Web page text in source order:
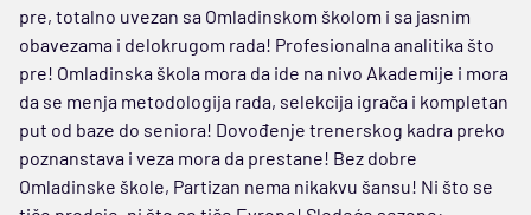
pre, totalno uvezan sa Omladinskom školom i sa jasnim
obavezama i delokrugom rada! Profesionalna analitika što
pre! Omladinska škola mora da ide na nivo Akademije i mora
da se menja metodologija rada, selekcija igrača i kompletan
put od baze do seniora! Dovođenje trenerskog kadra preko
poznanstava i veza mora da prestane! Bez dobre
Omladinske škole, Partizan nema nikakvu šansu! Ni što se